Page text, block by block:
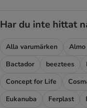
Har du inte hittat
Alla varumärken Almo
Bactador
beeztees
Concept for Life
Eukanuba
Ferplast